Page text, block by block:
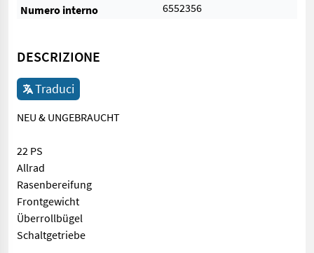
Numero interno
6552356
DESCRIZIONE
Traduci
NEU & UNGEBRAUCHT
22 PS
Allrad
Rasenbereifung
Frontgewicht
Überrollbügel
Schaltgetriebe